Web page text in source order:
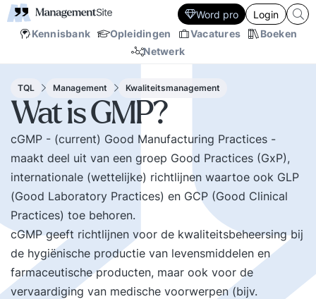
Kennisbank Opleidingen Vacatures
Boeken
Netwerk
Word pro Login
TQL Management Kwaliteitsmanagement
Wat is GMP?
cGMP - (current) Good Manufacturing Practices -
maakt deel uit van een groep Good Practices (GxP),
internationale (wettelijke) richtlijnen waartoe ook GLP
(Good Laboratory Practices) en GCP (Good Clinical
Practices) toe behoren.
cGMP geeft richtlijnen voor de kwaliteitsbeheersing bij
de hygiënische productie van levensmiddelen en
farmaceutische producten, maar ook voor de
vervaardiging van medische voorwerpen (bijv.